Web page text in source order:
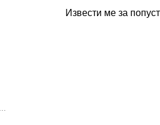
Извести ме за попуст